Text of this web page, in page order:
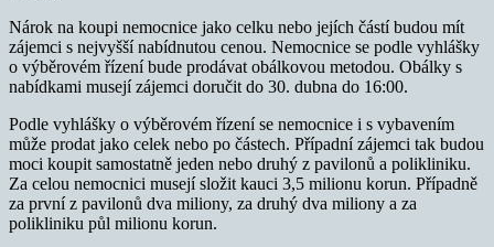
Nárok na koupi nemocnice jako celku nebo jejích částí budou mít
zájemci s nejvyšší nabídnutou cenou. Nemocnice se podle vyhlášky
o výběrovém řízení bude prodávat obálkovou metodou. Obálky s
nabídkami musejí zájemci doručit do 30. dubna do 16:00.
Podle vyhlášky o výběrovém řízení se nemocnice i s vybavením
může prodat jako celek nebo po částech. Případní zájemci tak budou
moci koupit samostatně jeden nebo druhý z pavilonů a polikliniku.
Za celou nemocnici musejí složit kauci 3,5 milionu korun. Případně
za první z pavilonů dva miliony, za druhý dva miliony a za
polikliniku půl milionu korun.